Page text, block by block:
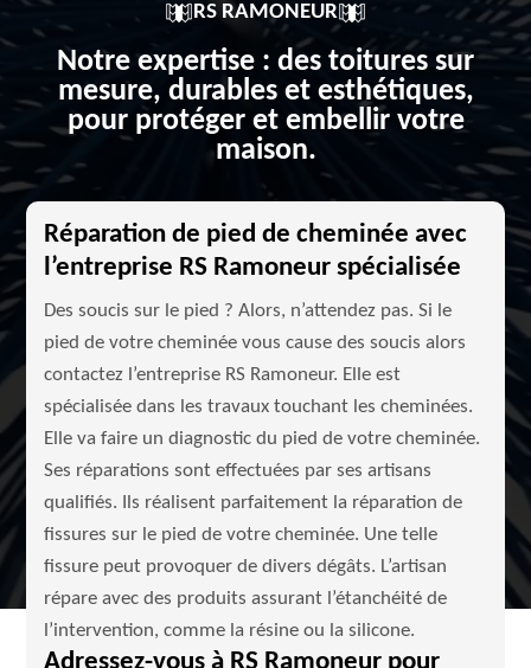
RS RAMONEUR
Notre expertise : des toitures sur
mesure, durables et esthétiques,
pour protéger et embellir votre
maison.
Réparation de pied de cheminée avec
l’entreprise RS Ramoneur spécialisée
Des soucis sur le pied ? Alors, n’attendez pas. Si le
pied de votre cheminée vous cause des soucis alors
contactez l’entreprise RS Ramoneur. Elle est
spécialisée dans les travaux touchant les cheminées.
Elle va faire un diagnostic du pied de votre cheminée.
Ses réparations sont effectuées par ses artisans
qualifiés. Ils réalisent parfaitement la réparation de
fissures sur le pied de votre cheminée. Une telle
fissure peut provoquer de divers dégâts. L’artisan
répare avec des produits assurant l’étanchéité de
l’intervention, comme la résine ou la silicone.